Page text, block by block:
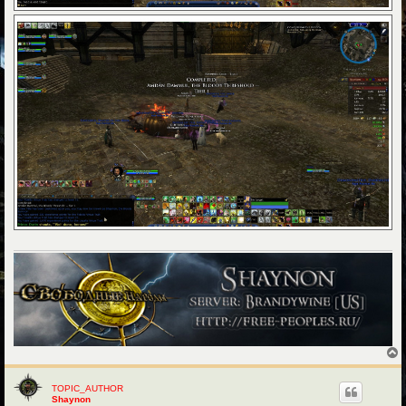
o
TOPIC_AUTHOR
Shaynon